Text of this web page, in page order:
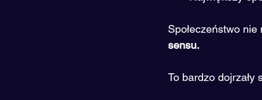
Społeczeństwo nie
sensu.
To bardzo dojrzały